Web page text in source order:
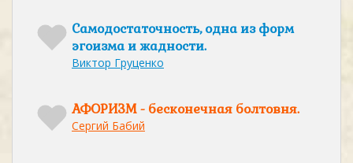
Самодостаточность, одна из форм
эгоизма и жадности.
Виктор Груценко
АФОРИЗМ - бесконечная болтовня.
Сергий Бабий